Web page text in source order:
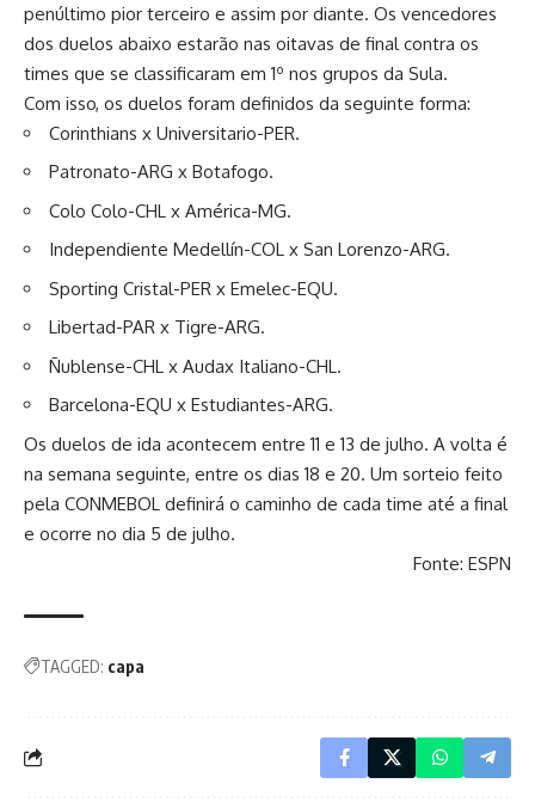
penúltimo pior terceiro e assim por diante. Os vencedores
dos duelos abaixo estarão nas oitavas de final contra os
times que se classificaram em 1º nos grupos da Sula.
Com isso, os duelos foram definidos da seguinte forma:
Corinthians x Universitario-PER.
Patronato-ARG x Botafogo.
Colo Colo-CHL x América-MG.
Independiente Medellín-COL x San Lorenzo-ARG.
Sporting Cristal-PER x Emelec-EQU.
Libertad-PAR x Tigre-ARG.
Ñublense-CHL x Audax Italiano-CHL.
Barcelona-EQU x Estudiantes-ARG.
Os duelos de ida acontecem entre 11 e 13 de julho. A volta é
na semana seguinte, entre os dias 18 e 20. Um sorteio feito
pela CONMEBOL definirá o caminho de cada time até a final
e ocorre no dia 5 de julho.
Fonte: ESPN
TAGGED: capa